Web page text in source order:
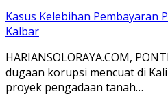
Kasus Kelebihan Pembayaran
Kalbar
HARIANSOLORAYA.COM,
dugaan korupsi mencuat di
proyek pengadaan tanah…